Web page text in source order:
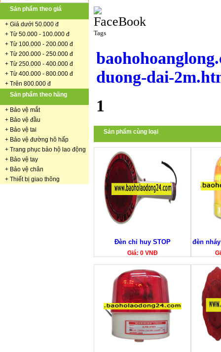
Sản phẩm theo giá
+ Giá dưới 50.000 đ
+ Từ 50.000 - 100.000 đ
+ Từ 100.000 - 200.000 đ
+ Từ 200.000 - 250.000 đ
+ Từ 250.000 - 400.000 đ
+ Từ 400.000 - 800.000 đ
+ Trên 800.000 đ
Sản phẩm theo hãng
+ Bảo vệ mắt
+ Bảo vệ đầu
+ Bảo vệ tai
+ Bảo vệ đường hô hấp
+ Trang phục bảo hộ lao động
+ Bảo vệ tay
+ Bảo vệ chân
+ Thiết bị giao thông
Tags
duong-dai-
1
Sản phẩm cùng loại
Đèn chỉ huy STOP
Giá: 0 VNĐ
đèn